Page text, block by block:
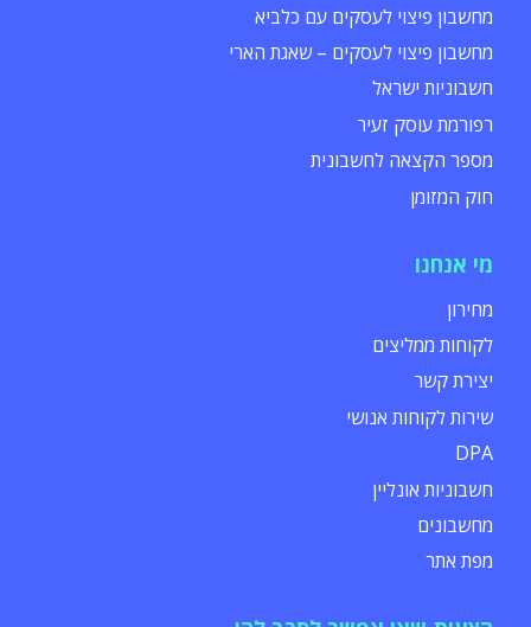
מחשבון פיצוי לעסקים עם כלביא
מחשבון פיצוי לעסקים – שאגת הארי
חשבוניות ישראל
רפורמת עוסק זעיר
מספר הקצאה לחשבונית
חוק המזומן
מי אנחנו
מחירון
לקוחות ממליצים
יצירת קשר
שירות לקוחות אנושי
DPA
חשבוניות אונליין
מחשבונים
מפת אתר